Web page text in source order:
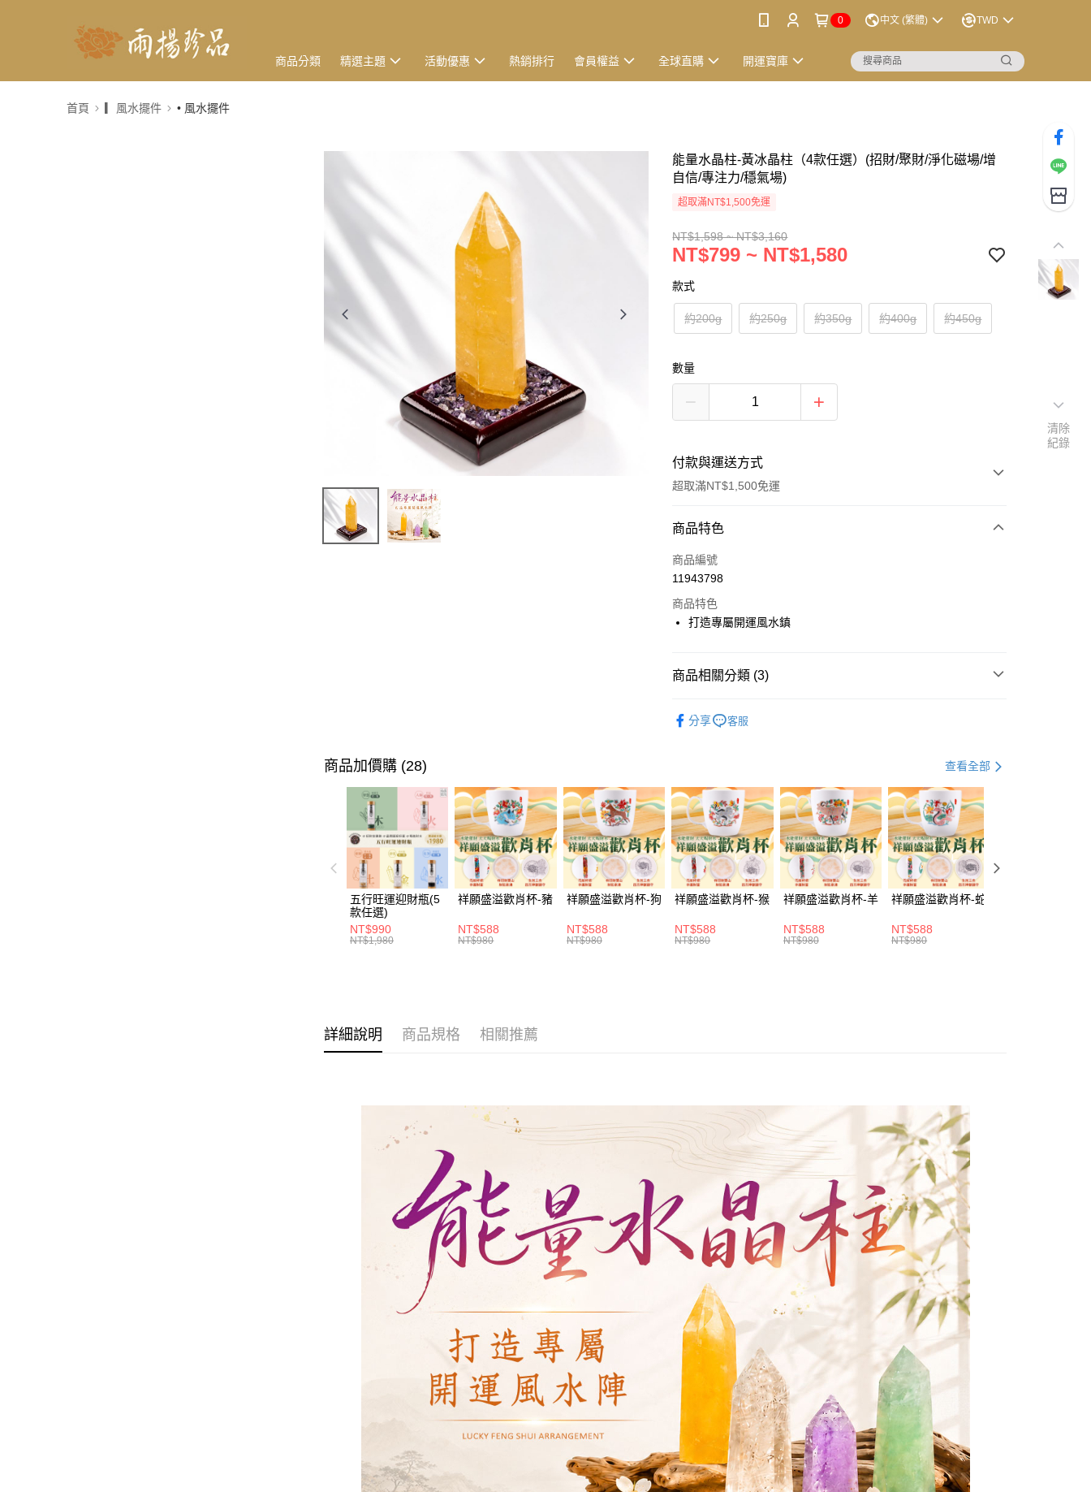
0 中文 (繁體) TWD
商品分類 精選主題 活動優惠 熱銷排行 會員權益 全球直購 開運寶庫
首頁 ▎風水擺件 • 風水擺件
能量水晶柱-黃冰晶柱（4款任選）(招財/聚財/淨化磁場/增
自信/專注力/穩氣場)
超取滿NT$1,500免運
NT$1,598 ~ NT$3,160
NT$799 ~ NT$1,580
款式
約200g 約250g 約350g 約400g 約450g
數量
付款與運送方式
超取滿NT$1,500免運
付款方式
信用卡一次付款
Apple Pay
悠遊付
貨到付款
運送方式
付款後全家取貨(訂單門檻$4000以下)
每筆NT$120，滿NT$1,500(含以上)免運費
付款後萊爾富取貨(訂單門檻$4000以下)
每筆NT$120，滿NT$1,800(含以上)免運費
商品特色
商品編號
11943798
商品特色
打造專屬開運風水鎮
商品相關分類 (3)
分享 客服
商品加價購 (28) 查看全部
五行旺運迎財瓶(5
款任選)
NT$990
NT$1,980
祥願盛溢歡肖杯-豬
NT$588
NT$980
祥願盛溢歡肖杯-狗
NT$588
NT$980
祥願盛溢歡肖杯-猴
NT$588
NT$980
祥願盛溢歡肖杯-羊
NT$588
NT$980
祥願盛溢歡肖杯-蛇
NT$588
NT$980
詳細說明 商品規格 相關推薦
清除
紀錄